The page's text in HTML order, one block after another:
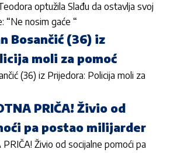
optužila Slađu da ostavlja svoj
“Ne nosim gaće “
Bosančić (36) iz
moli za pomoć
(36) iz Prijedora: Policija moli za
PRIČA! Živio od
pa postao milijarder
Živio od socijalne pomoći pa